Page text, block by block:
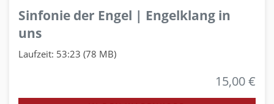
Sinfonie der Engel | Engelklang in
uns
Laufzeit: 53:23 (78 MB)
15,00 €